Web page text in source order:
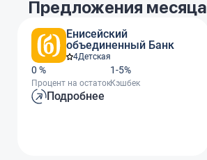
Предложения месяца
Енисейский
объединенный Банк
4Детская
0 %
Процент на остаток
1-5%
Кэшбек
Подробнее